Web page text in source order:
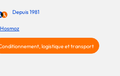
Depuis 1981
logistique et transport